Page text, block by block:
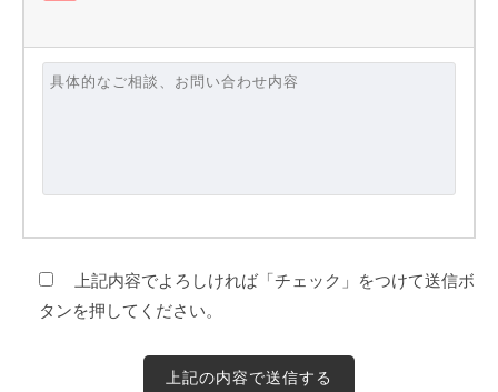
上記内容でよろしければ「チェック」をつけて送信ボ
タンを押してください。